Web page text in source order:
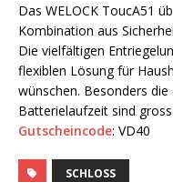
Das WELOCK ToucA51
Kombination aus
Die vielfältigen
flexiblen Lösung für
wünschen. Besonders
Batterielaufzeit sind
Gutscheincode: VD40
SCHLOSS